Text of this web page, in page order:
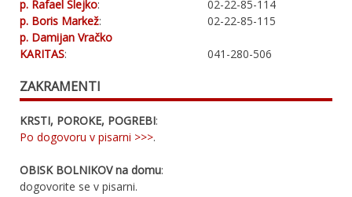
p. Rafael Slejko:
02-22-85-114
p. Boris Markež:
02-22-85-115
p. Damijan Vračko
KARITAS: 041-280-506
ZAKRAMENTI
KRSTI, POROKE, POGREBI:
Po dogovoru v pisarni >>>.
OBISK BOLNIKOV na domu:
dogovorite se v pisarni.